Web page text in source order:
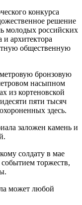
конкурса
решение
молодых российских
и архитектора
общественную
бронзовую
насыпном
из кортеновской
пяти тысяч
здесь.
заложен камень и
солдату в мае
торжеств,
может любой